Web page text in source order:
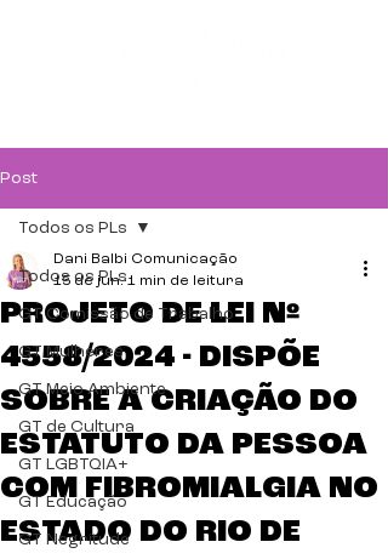
Post
Todos os PLs
GT Comissão de Trabalho
GT Mulheres
GT Meio Ambiente
GT de Cultura
GT LGBTQIA+
GT Educação
GT Negritude
Todos os PLs
PROJETO DE LEI Nº
4558/2024 - DISPÕE
SOBRE A CRIAÇÃO DO
ESTATUTO DA PESSOA
COM FIBROMIALGIA NO
ESTADO DO RIO DE
Dani Balbi Comunicação
15 de jun. 1 min de leitura